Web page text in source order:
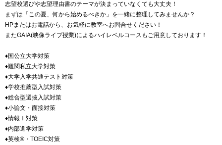
志望校選びや志望理由書のテーマが決まっていなくても大丈夫！
まずは「この夏、何から始めるべきか」を一緒に整理してみませんか？
HPまたはお電話から、お気軽に教室へお問合せください！
またGAIA(映像ライブ授業)によるハイレベルコースもご用意しております！
♦国公立大学対策
♦難関私立大学対策
♦大学入学共通テスト対策
♦学校推薦型入試対策
♦総合型選抜入試対策
♦小論文・面接対策
♦情報Ⅰ対策
♦内部進学対策
♦英検®・TOEIC対策